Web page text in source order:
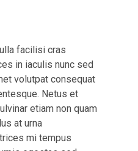
facilisi cras
in iaculis nunc sed
volutpat consequat
Netus et
etiam non quam
at urna
mi tempus